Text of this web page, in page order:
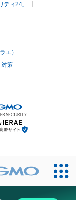
ィ24」
エ）
対策